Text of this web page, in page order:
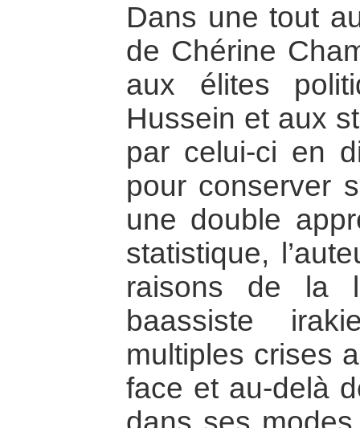
Dans une tout
de Chérine
aux élites
Hussein et aux
par celui-ci en
pour conserver
une double
statistique,
raisons de la
baassiste
multiples crises
face et au-delà